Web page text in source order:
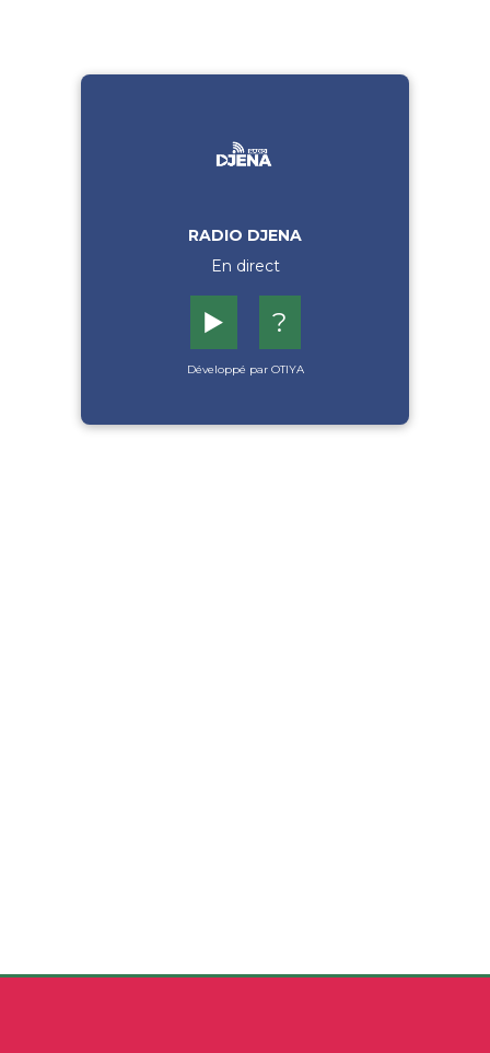
RADIO DJENA
En direct
▶️ ?
Développé par OTIYA